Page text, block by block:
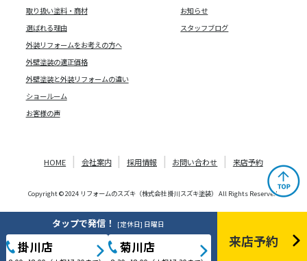
取り扱い塗料・商材
選ばれる理由
外装リフォームをお考えの方へ
外壁塗装の適正価格
外壁塗装と外装リフォームの違い
ショールーム
お客様の声
お知らせ
スタッフブログ
HOME 会社案内 採用情報 お問い合わせ 来店予約
Copyright © 2024 リフォームのスズキ（株式会社 掛川スズキ塗装） All Rights Reserved.
タップで発信！ [定休日] 日曜日
掛川店 菊川店 来店予約